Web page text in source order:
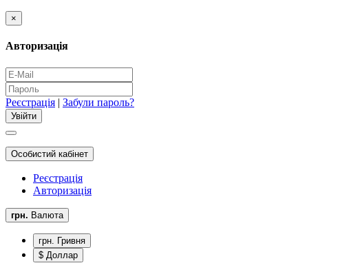
×
Авторизація
Реєстрація | Забули пароль?
Особистий кабінет
Реєстрація
Авторизація
грн. Валюта
грн. Гривня
$ Доллар